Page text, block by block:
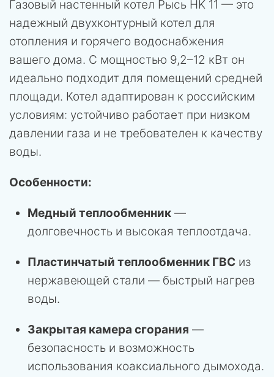
Газовый настенный котел Рысь HK 11 — это
надежный двухконтурный котел для
отопления и горячего водоснабжения
вашего дома. С мощностью 9,2–12 кВт он
идеально подходит для помещений средней
площади. Котел адаптирован к российским
условиям: устойчиво работает при низком
давлении газа и не требователен к качеству
воды.
Особенности:
Медный теплообменник —
долговечность и высокая теплоотдача.
Пластинчатый теплообменник ГВС из
нержавеющей стали — быстрый нагрев
воды.
Закрытая камера сгорания —
безопасность и возможность
использования коаксиального дымохода.